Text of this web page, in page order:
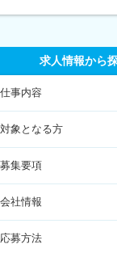
求人情報から
仕事内容
対象となる方
募集要項
会社情報
応募方法